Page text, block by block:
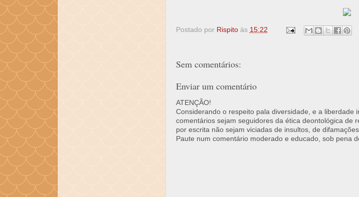
Postado por Rispito às 15:22
Sem comentários:
Enviar um comentário
ATENÇÃO!
Considerando o respeito pala diversidade, e a liberdade
comentários sejam seguidores da ética deontológica de
por escrita não sejam viciadas de insultos, de
Paute num comentário moderado e educado, sob pena